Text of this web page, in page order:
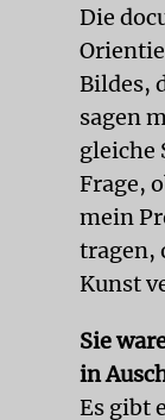
Die
Bildes,
sagen
gleiche
Frage,
mein
tragen,
Kunst
Sie
in
Es gibt